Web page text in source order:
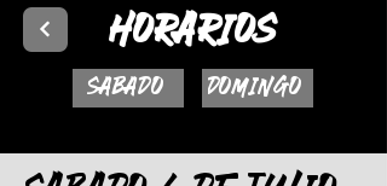
HORARIOS
SABADO DOMINGO